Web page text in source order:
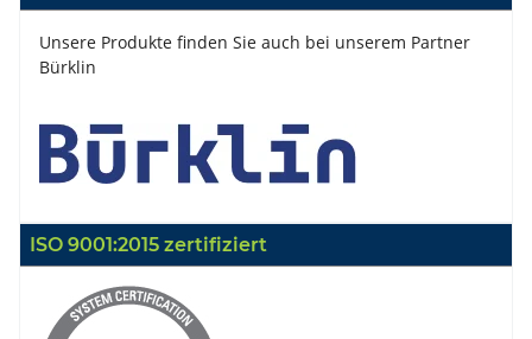
Unsere Produkte finden Sie auch bei unserem Partner
Bürklin
ISO 9001:2015 zertifiziert